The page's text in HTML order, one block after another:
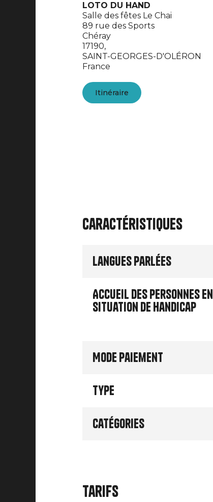
LOTO DU HAND
Salle des fêtes Le Chai
89 rue des Sports
Chéray
17190,
SAINT-GEORGES-D'OLÉRON
France
Itinéraire
Caractéristiques
Langues parlées
Accueil des personnes en
situation de handicap
Mode paiement
Type
Catégories
Tarifs